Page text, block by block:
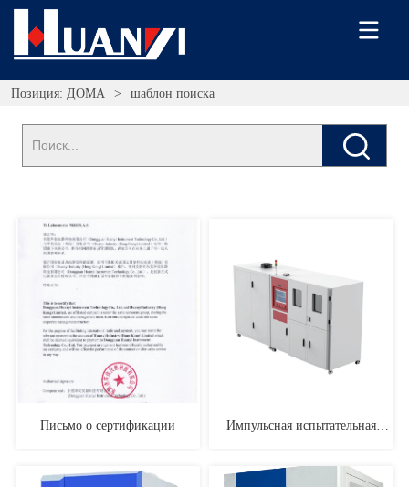
Позиция: ДОМА > шаблон поиска
Письмо о сертификации Импульсная испытательная
машина